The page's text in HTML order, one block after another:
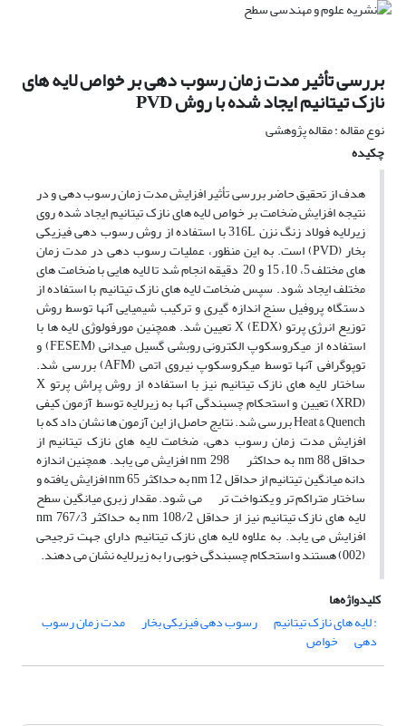
بررسی تأثیر مدت زمان رسوب دهی بر خواص لایه های
نازک تیتانیم ایجاد شده با روش PVD
نوع مقاله : مقاله پژوهشی
چکیده
هدف از تحقیق حاضر بررسی تأثیر افزایش مدت زمان رسوب دهی و در
نتیجه افزایش ضخامت بر خواص لایه های نازک تیتانیم ایجاد شده روی
زیرلایه فولاد زنگ نزن 316L با استفاده از روش رسوب دهی فیزیکی
بخار (PVD) است. به این منظور، عملیات رسوب دهی در مدت زمان
های مختلف 5، 10، 15 و 20 دقیقه انجام شد تا لایه هایی با ضخامت های
مختلف ایجاد شود. سپس ضخامت لایه های نازک تیتانیم با استفاده از
دستگاه پروفیل سنج اندازه گیری و ترکیب شیمیایی آنها توسط روش
توزیع انرژی پرتو X (EDX) تعیین شد. همچنین مورفولوژی لایه ها با
استفاده از میکروسکوپ الکترونی روبشی گسیل میدانی (FESEM) و
توپوگرافی آنها توسط میکروسکوپ نیروی اتمی (AFM) بررسی شد.
ساختار لایه های نازک تیتانیم نیز با استفاده از روش پراش پرتو X
(XRD) تعیین و استحکام چسبندگی آنها به زیرلایه توسط آزمون کیفی
Heat & Quench بررسی شد. نتایج حاصل از این آزمون ها نشان داد که با
افزایش مدت زمان رسوب دهی، ضخامت لایه های نازک تیتانیم از
حداقل nm 88 به حداکثر nm 298 افزایش می یابد. همچنین اندازه
دانه میانگین تیتانیم از حداقل nm 12 به حداکثر nm 65 افزایش یافته و
ساختار متراکم تر و یکنواخت تر می شود. مقدار زبری میانگین سطح
لایه های نازک تیتانیم نیز از حداقل nm 108/2 به حداکثر nm 767/3
افزایش می یابد. به علاوه لایه های نازک تیتانیم دارای جهت ترجیحی
(002) هستند و استحکام چسبندگی خوبی را به زیرلایه نشان می دهند.
کلیدواژه‌ها
: لایه های نازک تیتانیم
رسوب دهی فیزیکی بخار مدت زمان رسوب
دهی خواص